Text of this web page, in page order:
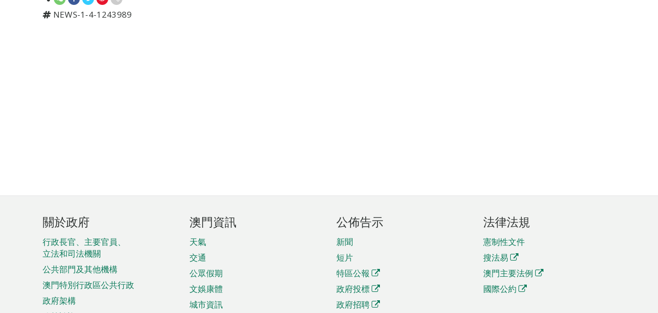
NEWS-1-4-1243989
頁
腳
菜
單
關於政府
行政長官、主要官員、
立法和司法機關
公共部門及其他機構
澳門特別行政區公共行政
政府架構
澳門資訊
天氣
交通
公眾假期
文娛康體
城市資訊
公佈告示
新聞
短片
特區公報
政府投標
政府招聘
法律法規
憲制性文件
搜法易
澳門主要法例
國際公約